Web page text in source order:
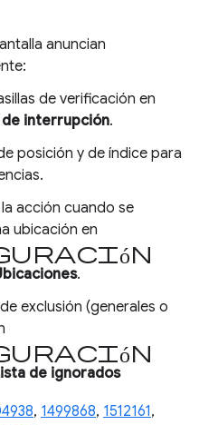
anuncian
de verificación en
de interrupción.
posición y de índice para
acción cuando se
ubicación en
.
exclusión (generales o
de ignorados
, 1499868, 1512161,